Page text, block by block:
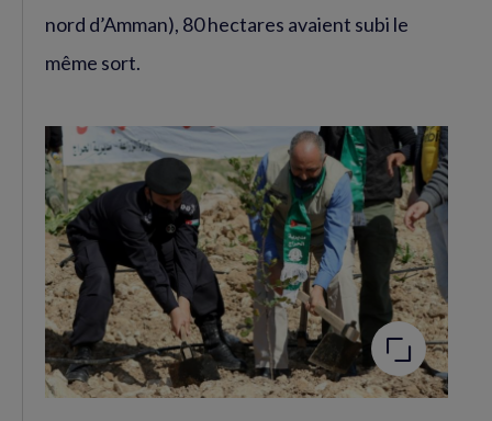
nord d’Amman), 80 hectares avaient subi le
même sort.
Agrandir
l'image